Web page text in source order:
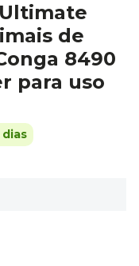
de
8490
para uso